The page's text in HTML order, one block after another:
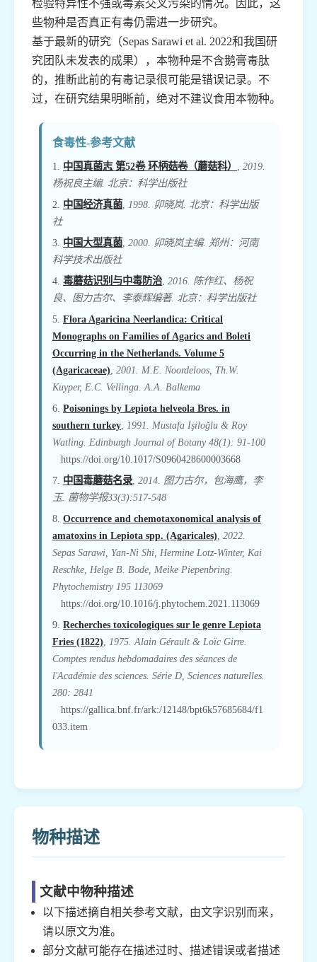
检验特异性不强或毒素交叉污染的情况。因此，这
些物种是否真正有毒仍需进一步研究。
基于最新的研究（Sepas Sarawi et al. 2022和我国研
究团队未发表的成果），本物种是不含鹅膏毒肽
的，推断此前的有毒记录很可能是错误记录。不
过，在研究结果明晰前，绝对不建议食用本物种。
食毒性-参考文献
1. 中国真菌志 第52卷 环柄菇卷（蘑菇科）
2019.
杨祝良主编. 北京：科学出版社
2. 中国经济真菌
1998. 卯晓岚. 北京：科学出版
社
3. 中国大型真菌 2000. 卯晓岚主编. 郑州：河南
科学技术出版社
4. 毒蘑菇识别与中毒防治 2016. 陈作红、杨祝
良、图力古尔、李泰辉编著. 北京：科学出版社
5. Flora Agaricina Neerlandica: Critical
Monographs on Families of Agarics and Boleti
Occurring in the Netherlands. Volume 5
(Agaricaceae) 2001. M.E. Noordeloos, Th.W.
Kuyper, E.C. Vellinga. A.A. Balkema
6. Poisonings by Lepiota helveola Bres. in
southern turkey
1991. Mustafa Işiloğlu & Roy
Watling. Edinburgh Journal of Botany 48(1): 91-100
https://doi.org/10.1017/S0960428600003668
7. 中国毒蘑菇名录 2014. 图力古尔，包海鹰，李
玉. 菌物学报33(3):517-548
8. Occurrence and chemotaxonomical analysis of
amatoxins in Lepiota spp. (Agaricales) 2022.
Sepas Sarawi, Yan-Ni Shi, Hermine Lotz-Winter, Kai
Reschke, Helge B. Bode, Meike Piepenbring.
Phytochemistry 195 113069
https://doi.org/10.1016/j.phytochem.2021.113069
9. Recherches toxicologiques sur le genre Lepiota
Fries (1822)
1975. Alain Gérault & Loïc Girre.
Comptes rendus hebdomadaires des séances de
l'Académie des sciences. Série D, Sciences naturelles.
280: 2841
https://gallica.bnf.fr/ark:/12148/bpt6k57685684/f1
033.item
物种描述
文献中物种描述
以下描述摘自相关参考文献，由文字识别而来，
请以原文为准。
部分文献可能存在描述过时、描述错误或者描述